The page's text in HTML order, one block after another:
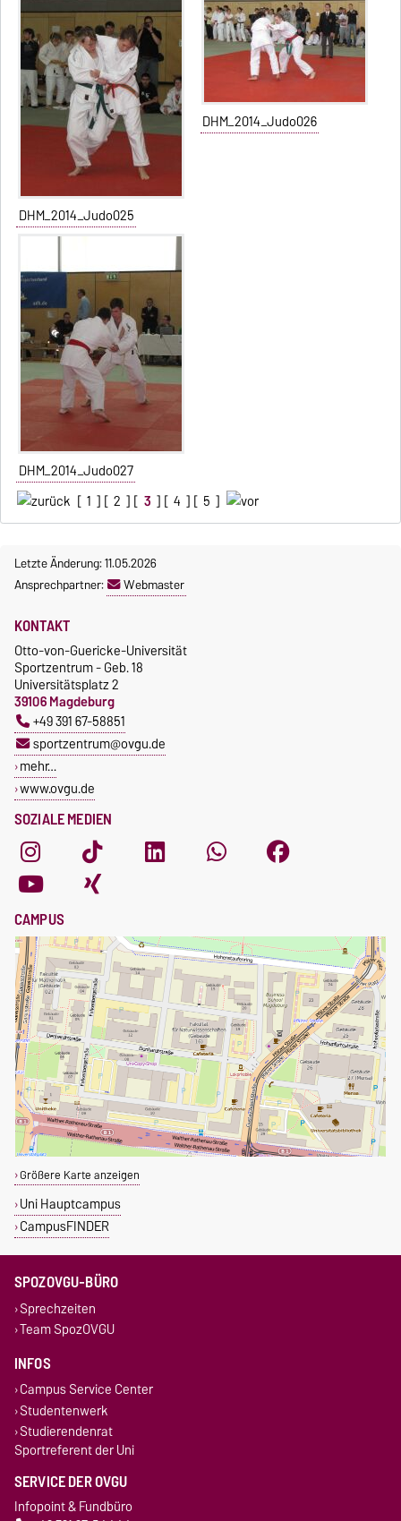
DHM_2014_Judo025
DHM_2014_Judo026
DHM_2014_Judo027
[ 1 ] [ 2 ] [ 3 ] [ 4 ] [ 5 ]
Letzte Änderung: 11.05.2026
Ansprechpartner:
Webmaster
SOZIALE MEDIEN
KONTAKT
Otto-von-Guericke-Universität
Sportzentrum - Geb. 18
Universitätsplatz 2
39106 Magdeburg
+49 391 67-58851
sportzentrum@ovgu.de
mehr…
www.ovgu.de
CAMPUS
Größere Karte anzeigen
Uni Hauptcampus
CampusFINDER
SPOZOVGU-BÜRO
Sprechzeiten
Team SpozOVGU
INFOS
Campus Service Center
Studentenwerk
Studierendenrat
Sportreferent der Uni
SERVICE DER OVGU
Infopoint & Fundbüro